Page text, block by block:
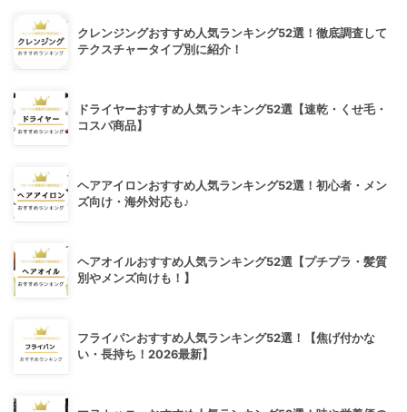
クレンジングおすすめ人気ランキング52選！徹底調査して
テクスチャータイプ別に紹介！
ドライヤーおすすめ人気ランキング52選【速乾・くせ毛・
コスパ商品】
ヘアアイロンおすすめ人気ランキング52選！初心者・メン
ズ向け・海外対応も♪
ヘアオイルおすすめ人気ランキング52選【プチプラ・髪質
別やメンズ向けも！】
フライパンおすすめ人気ランキング52選！【焦げ付かな
い・長持ち！2026最新】